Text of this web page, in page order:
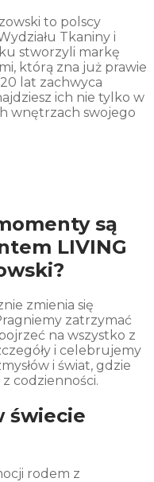
to polscy
Tkaniny i
stworzyli markę
którą zna już prawie
lat zachwyca
ich nie tylko w
wnętrzach swojego
są
LIVING
zmienia się
zatrzymać
na wszystko z
i celebrujemy
i świat, gdzie
codzienności.
świecie
rodem z